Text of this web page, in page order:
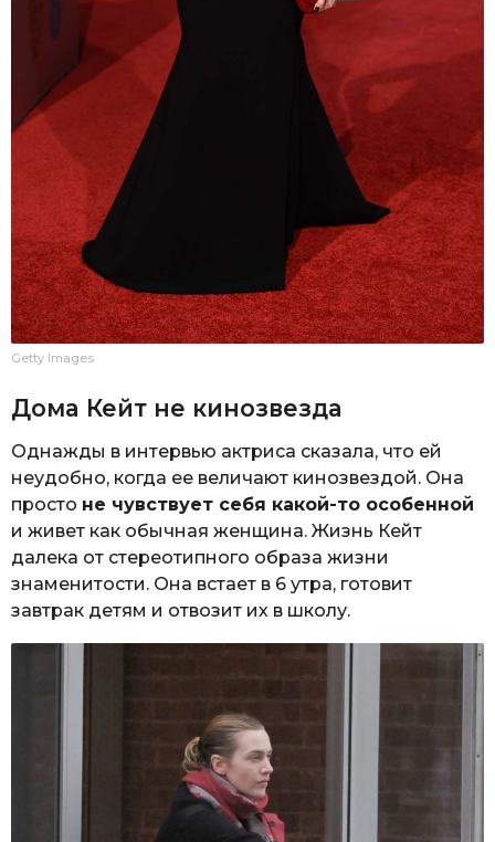
Getty Images
Дома Кейт не кинозвезда
Однажды в интервью актриса сказала, что ей
неудобно, когда ее величают кинозвездой. Она
просто не чувствует себя какой-то особенной
и живет как обычная женщина. Жизнь Кейт
далека от стереотипного образа жизни
знаменитости. Она встает в 6 утра, готовит
завтрак детям и отвозит их в школу.